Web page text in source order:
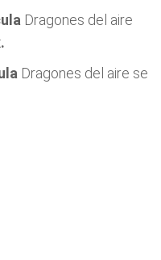
Dragones del aire
Dragones del aire se